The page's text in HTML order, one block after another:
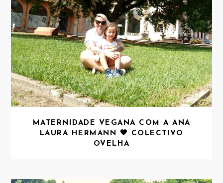
MATERNIDADE VEGANA COM A ANA
LAURA HERMANN 🧡 COLECTIVO
OVELHA